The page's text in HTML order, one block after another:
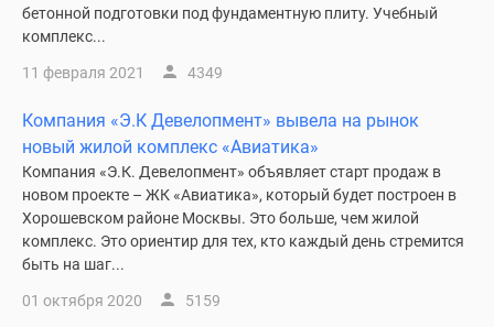
бетонной подготовки под фундаментную плиту. Учебный
комплекс...
11 февраля 2021 4349
Компания «Э.К Девелопмент» вывела на рынок
новый жилой комплекс «Авиатика»
Компания «Э.К. Девелопмент» объявляет старт продаж в
новом проекте – ЖК «Авиатика», который будет построен в
Хорошевском районе Москвы. Это больше, чем жилой
комплекс. Это ориентир для тех, кто каждый день стремится
быть на шаг...
01 октября 2020 5159